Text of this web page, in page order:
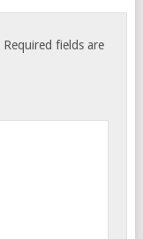
Required fields are